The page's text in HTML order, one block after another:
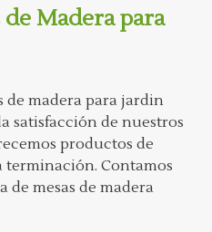
de Madera para
de madera para jardin
satisfacción de nuestros
productos de
Contamos
de mesas de madera